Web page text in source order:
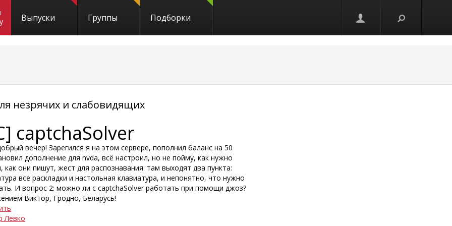
Выпуски Группы Подборки
незрячих и слабовидящих
captchaSolver
вечер! Зарегился я на этом сервере, пополнил баланс на 50
дополнение для nvda, всё настроил, но не пойму, как нужно
как они пишут, жест для распознавания: там выходят два пункта:
все раскладки и настольная клавиатура, и непонятно, что нужно
И вопрос 2: можно ли с captchaSolver работать при помощи джоз?
Виктор, Гродно, Беларусь!
Левко